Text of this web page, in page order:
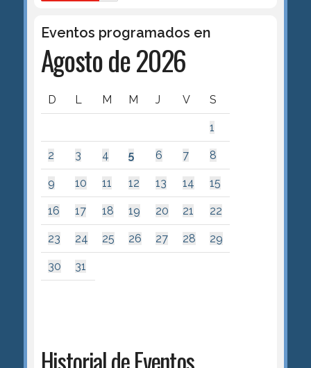
Eventos programados en
Agosto de 2026
D L M M J V S
1
2 3 4 5 6 7 8
9 10 11 12 13 14 15
16 17 18 19 20 21 22
23 24 25 26 27 28 29
30 31
Historial de Eventos